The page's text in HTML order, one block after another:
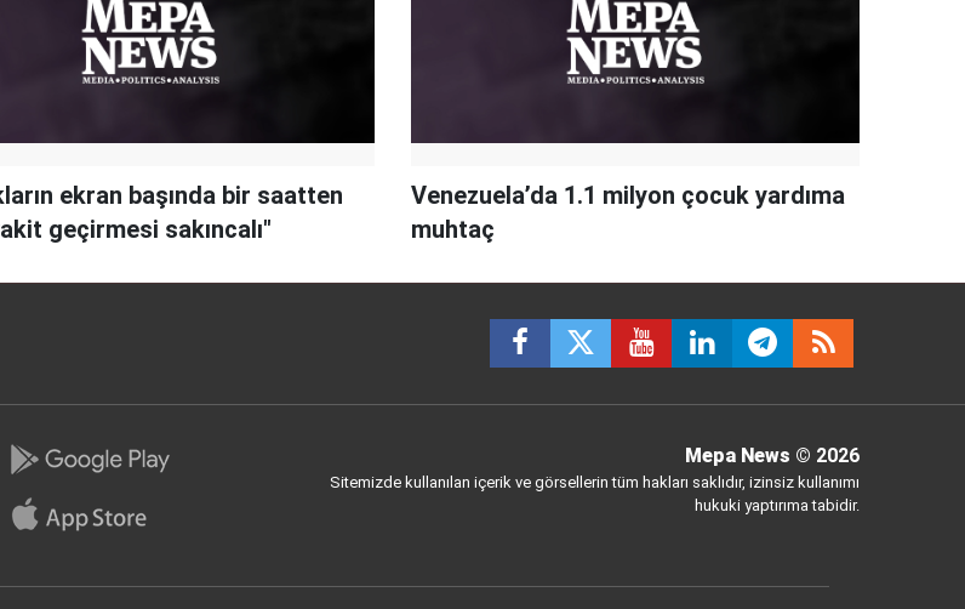
ekran başında bir saatten
geçirmesi sakıncalı"
Venezuela’da 1.1 milyon çocuk yardıma
muhtaç
Mepa News © 2026
Sitemizde kullanılan içerik ve görsellerin tüm hakları saklıdır, izinsiz kullanımı
hukuki yaptırıma tabidir.